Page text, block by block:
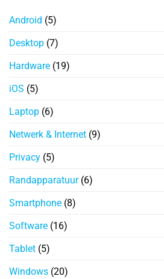
Android (5)
Desktop (7)
Hardware (19)
iOS (5)
Laptop (6)
Netwerk & Internet (9)
Privacy (5)
Randapparatuur(6)
Smartphone (8)
Software (16)
Tablet (5)
Windows (20)